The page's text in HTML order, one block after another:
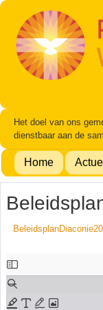
Het doel van ons
dienstbaar aan de
Home
Ga
naar
de
PDF